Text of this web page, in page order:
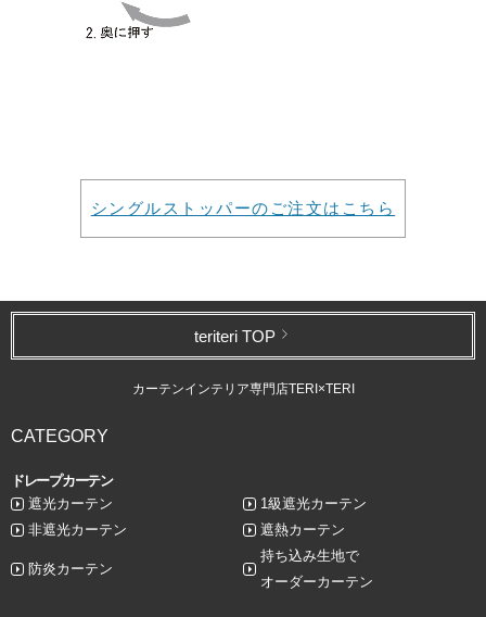
シングルストッパーのご注文はこちら
teriteri TOP
カーテンインテリア専門店TERI×TERI
CATEGORY
ドレープカーテン
遮光カーテン
1級遮光カーテン
非遮光カーテン
遮熱カーテン
防炎カーテン
持ち込み生地で
オーダーカーテン